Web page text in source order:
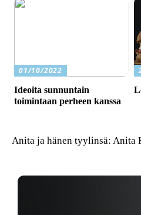
01/10/2022
Ideoita sunnuntain
toimintaan perheen kanssa
Anita ja hänen tyylinsä: Anita